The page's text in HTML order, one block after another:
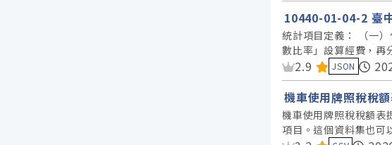
10440-01-04-2 臺
統計項目定義： （一
數比率」設算經費，再
資料集評分：
2.9 JSON
機車使用牌照稅稅
機車使用牌照稅稅額表
項目。這個資料集也可